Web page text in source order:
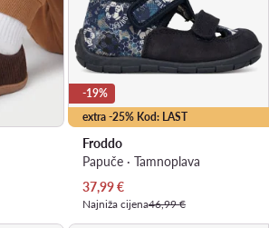
extra -25% Kod: LAST
-19%
Froddo
Papuče · Tamnoplava
Trenutna cijena
37,99€
Najniža cijena46,99 €